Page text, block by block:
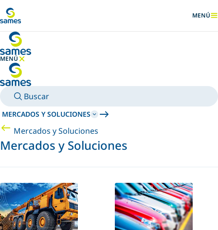
MENÚ
MENÚ
OCULTAR MENÚ
Buscar
MERCADOS Y SOLUCIONES
Mercados y Soluciones
Mercados y Soluciones